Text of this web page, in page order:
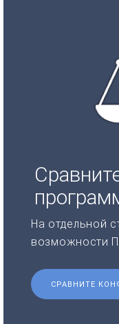
На отдельной
возможности
СРАВНИТЕ